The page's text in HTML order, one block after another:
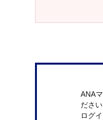
ANA
ださい
ログ